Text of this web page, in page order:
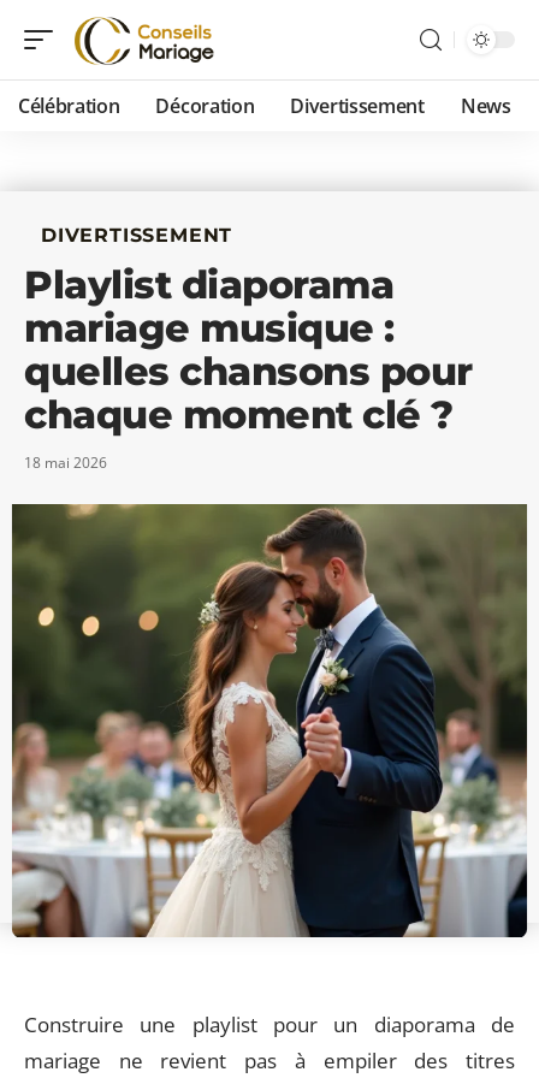
Célébration Décoration Divertissement News
DIVERTISSEMENT
Playlist diaporama
mariage musique :
quelles chansons pour
chaque moment clé ?
18 mai 2026
Construire une playlist pour un diaporama de
mariage ne revient pas à empiler des titres